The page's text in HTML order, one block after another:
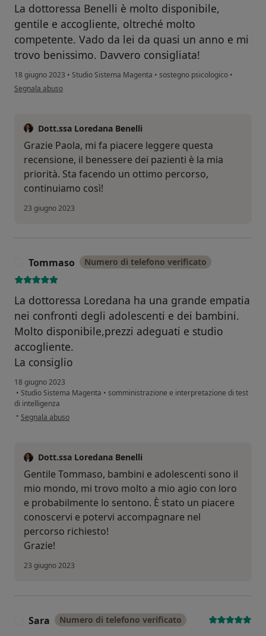
La dottoressa Benelli è molto disponibile,
gentile e accogliente, oltreché molto
competente. Vado da lei da quasi un anno e mi
trovo benissimo. Davvero consigliata!
18 giugno 2023 • Studio Sistema Magenta • sostegno psicologico •
secondo l'opinione dell'utente Paola
Segnala abuso
Dott.ssa Loredana Benelli
Grazie Paola, mi fa piacere leggere questa
recensione, il benessere dei pazienti è la mia
priorità. Sta facendo un ottimo percorso,
continuiamo così!
23 giugno 2023
Tommaso Numero di telefono verificato
La dottoressa Loredana ha una grande empatia
nei confronti degli adolescenti e dei bambini.
Molto disponibile,prezzi adeguati e studio
accogliente.
La consiglio
18 giugno 2023
• Studio Sistema Magenta • somministrazione e interpretazione di test
di intelligenza
• secondo l'opinione dell'utente Tommaso
Segnala abuso
Dott.ssa Loredana Benelli
Gentile Tommaso, bambini e adolescenti sono il
mio mondo, mi trovo molto a mio agio con loro
e probabilmente lo sentono. È stato un piacere
conoscervi e potervi accompagnare nel
percorso richiesto!
Grazie!
23 giugno 2023
Sara Numero di telefono verificato